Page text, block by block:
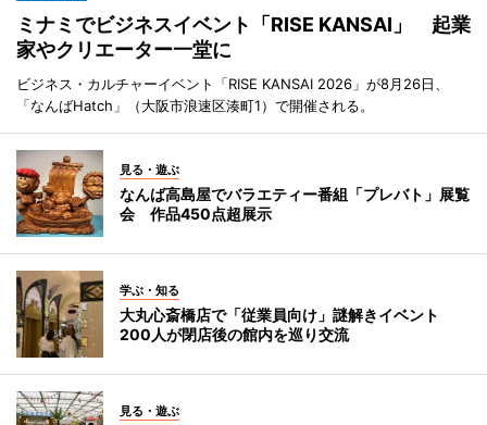
ミナミでビジネスイベント「RISE KANSAI」 起業
家やクリエーター一堂に
ビジネス・カルチャーイベント「RISE KANSAI 2026」が8月26日、
「なんばHatch」（大阪市浪速区湊町1）で開催される。
見る・遊ぶ
なんば高島屋でバラエティー番組「プレバト」展覧
会 作品450点超展示
学ぶ・知る
大丸心斎橋店で「従業員向け」謎解きイベント
200人が閉店後の館内を巡り交流
見る・遊ぶ